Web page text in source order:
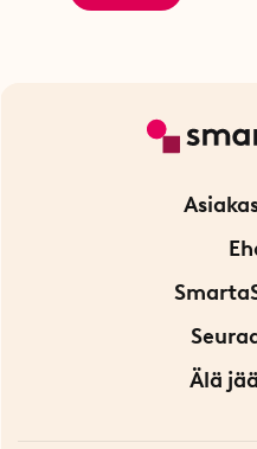
Ota
Tietoa
Myymälä
Älä